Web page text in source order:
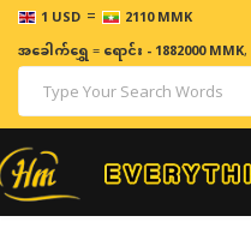
1 USD = 2110 MMK
အခေါက်ရွှေ=ရောင်း - 1882000 MMK,